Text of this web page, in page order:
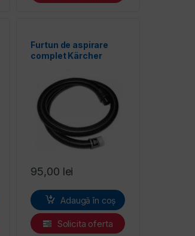
Furtun de aspirare
complet Kärcher
95,00 lei
Adaugă în coș
Solicita oferta